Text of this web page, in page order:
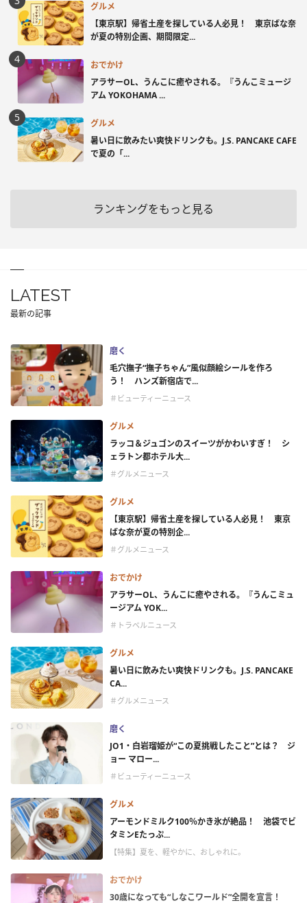
グルメ
【東京駅】帰省土産を探している人必見！ 東京ばな奈
が夏の特別企画、期間限定...
おでかけ
アラサーOL、うんこに癒やされる。『うんこミュージ
アム YOKOHAMA ...
グルメ
暑い日に飲みたい爽快ドリンクも。J.S. PANCAKE CAFE
で夏の「...
ランキングをもっと見る
LATEST
最新の記事
磨く
毛穴撫子“撫子ちゃん”風似顔絵シールを作ろ
う！ ハンズ新宿店で...
＃ビューティーニュース
グルメ
ラッコ＆ジュゴンのスイーツがかわいすぎ！ シ
ェラトン都ホテル大...
＃グルメニュース
グルメ
【東京駅】帰省土産を探している人必見！ 東京
ばな奈が夏の特別企...
＃グルメニュース
おでかけ
アラサーOL、うんこに癒やされる。『うんこミュ
ージアム YOK...
＃トラベルニュース
グルメ
暑い日に飲みたい爽快ドリンクも。J.S. PANCAKE
CA...
＃グルメニュース
磨く
JO1・白岩瑠姫が“この夏挑戦したこと”とは？ ジ
ョー マロー...
＃ビューティーニュース
グルメ
アーモンドミルク100％かき氷が絶品！ 池袋でビ
タミンEたっぷ...
【特集】夏を、軽やかに、おしゃれに。
おでかけ
30歳になっても“しなこワールド”全開を宣言！